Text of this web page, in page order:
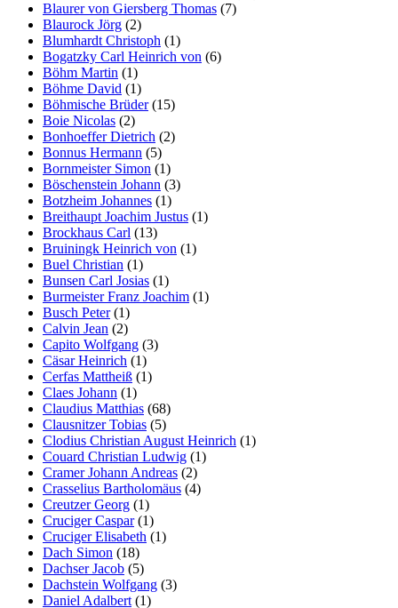
Blaurer von Giersberg Thomas (7)
Blaurock Jörg (2)
Blumhardt Christoph (1)
Bogatzky Carl Heinrich von (6)
Böhm Martin (1)
Böhme David (1)
Böhmische Brüder(15)
Boie Nicolas (2)
Bonhoeffer Dietrich (2)
Bonnus Hermann (5)
Bornmeister Simon (1)
Böschenstein Johann (3)
Botzheim Johannes (1)
Breithaupt Joachim Justus (1)
Brockhaus Carl (13)
Bruiningk Heinrich von (1)
Buel Christian (1)
Bunsen Carl Josias (1)
Burmeister Franz Joachim (1)
Busch Peter(1)
Calvin Jean (2)
Capito Wolfgang (3)
Cäsar Heinrich (1)
Cerfas Mattheiß (1)
Claes Johann (1)
Claudius Matthias (68)
Clausnitzer Tobias (5)
Clodius Christian August Heinrich (1)
Couard Christian Ludwig (1)
Cramer Johann Andreas (2)
Crasselius Bartholomäus (4)
Creutzer Georg (1)
Cruciger Caspar(1)
Cruciger Elisabeth (1)
Dach Simon (18)
Dachser Jacob (5)
Dachstein Wolfgang (3)
Daniel Adalbert (1)